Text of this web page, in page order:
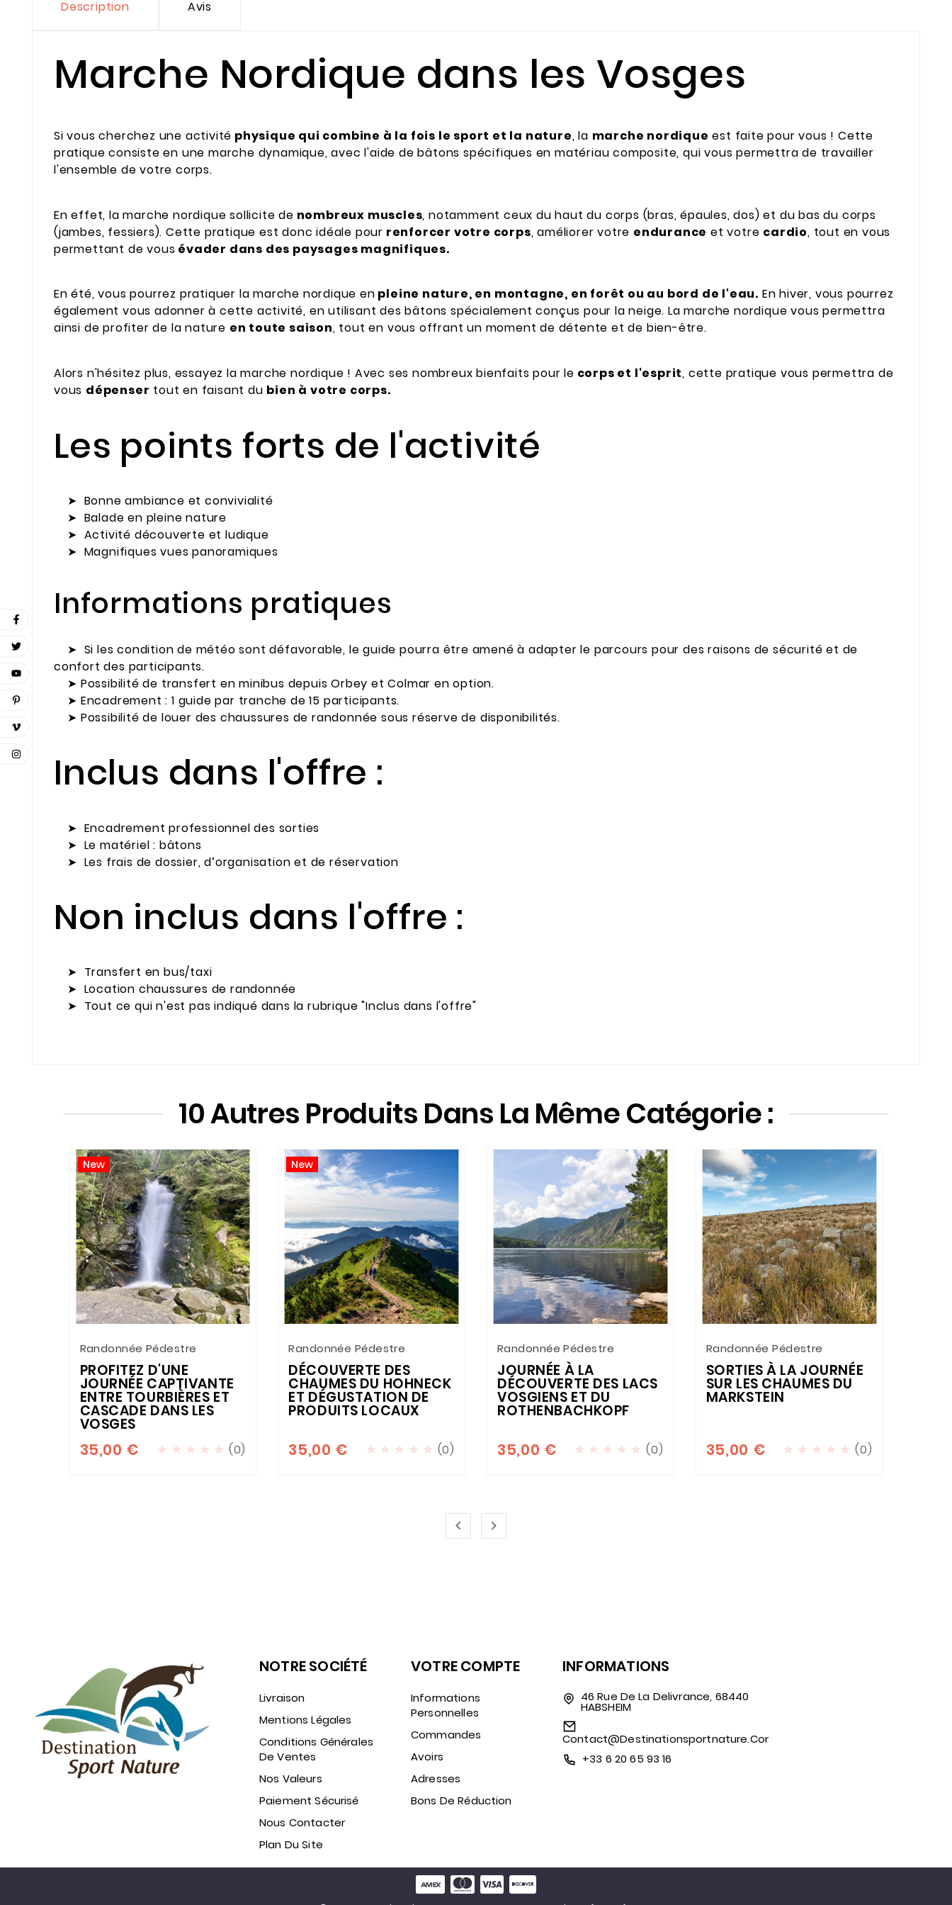
Description Avis
Marche Nordique dans les Vosges
Si vous cherchez une activité physique qui combine à la fois le sport et la nature, la marche nordique est faite pour vous ! Cette
pratique consiste en une marche dynamique, avec l'aide de bâtons spécifiques en matériau composite, qui vous permettra de travailler
l'ensemble de votre corps.
En effet, la marche nordique sollicite de nombreux muscles, notamment ceux du haut du corps (bras, épaules, dos) et du bas du corps
(jambes, fessiers). Cette pratique est donc idéale pour renforcer votre corps, améliorer votre endurance et votre cardio, tout en vous
permettant de vous évader dans des paysages magnifiques.
En été, vous pourrez pratiquer la marche nordique en pleine nature, en montagne, en forêt ou au bord de l'eau. En hiver, vous pourrez
également vous adonner à cette activité, en utilisant des bâtons spécialement conçus pour la neige. La marche nordique vous permettra
ainsi de profiter de la nature en toute saison, tout en vous offrant un moment de détente et de bien-être.
Alors n'hésitez plus, essayez la marche nordique ! Avec ses nombreux bienfaits pour le corps et l'esprit, cette pratique vous permettra de
vous dépenser tout en faisant du bien à votre corps.
Les points forts de l'activité
➤ Bonne ambiance et convivialité
➤ Balade en pleine nature
➤ Activité découverte et ludique
➤ Magnifiques vues panoramiques
Informations pratiques
➤ Si les condition de météo sont défavorable, le guide pourra être amené à adapter le parcours pour des raisons de sécurité et de
confort des participants.
➤ Possibilité de transfert en minibus depuis Orbey et Colmar en option.
➤ Encadrement : 1 guide par tranche de 15 participants.
➤ Possibilité de louer des chaussures de randonnée sous réserve de disponibilités.
Inclus dans l'offre :
➤ Encadrement professionnel des sorties
➤ Le matériel : bâtons
➤ Les frais de dossier, d’organisation et de réservation
Non inclus dans l'offre :
➤ Transfert en bus/taxi
➤ Location chaussures de randonnée
➤ Tout ce qui n'est pas indiqué dans la rubrique "Inclus dans l'offre"
10 Autres Produits Dans La Même Catégorie :
New
Randonnée Pédestre
PROFITEZ D'UNE
JOURNÉE CAPTIVANTE
ENTRE TOURBIÈRES ET
CASCADE DANS LES
VOSGES
35,00 €      (0)
New
Randonnée Pédestre
DÉCOUVERTE DES
CHAUMES DU HOHNECK
ET DÉGUSTATION DE
PRODUITS LOCAUX
35,00 €      (0)
Randonnée Pédestre
JOURNÉE À LA
DÉCOUVERTE DES LACS
VOSGIENS ET DU
ROTHENBACHKOPF
35,00 €      (0)
Randonnée Pédestre
SORTIES À LA JOURNÉE
SUR LES CHAUMES DU
MARKSTEIN
35,00 €      (0)
 
NOTRE SOCIÉTÉ
Livraison
Mentions Légales
Conditions Générales
De Ventes
Nos Valeurs
Paiement Sécurisé
Nous Contacter
Plan Du Site
VOTRE COMPTE
Informations
Personnelles
Commandes
Avoirs
Adresses
Bons De Réduction
INFORMATIONS
46 Rue De La Delivrance, 68440
HABSHEIM
Contact@destinationsportnature.com
+33 6 20 65 93 16